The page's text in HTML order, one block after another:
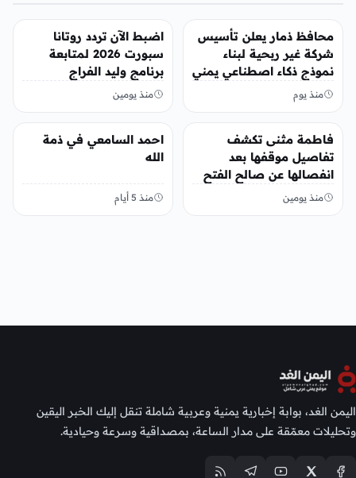
منوعات
محافظ ذمار يعلن تأسيس
شركة غير ربحية لبناء
نموذج ذكاء اصطناعي يمني
منذ يوم
منوعات
اضبط الآن تردد روتانا
سبورت 2026 لمتابعة
برنامج وليد الفراج
منذ يومين
منوعات
فاطمة مثنى تكشف
تفاصيل موقفها بعد
انفصالها عن صالح الفتح
منذ يومين
منوعات
احمد السامعي في ذمة
الله
منذ 5 أيام
اليمن الغد، بوابة إخبارية يمنية وعربية شاملة تنقل إليك الخبر اليقين
وتحليلات معمّقة على مدار الساعة، بمصداقية وسرعة وحيادية.